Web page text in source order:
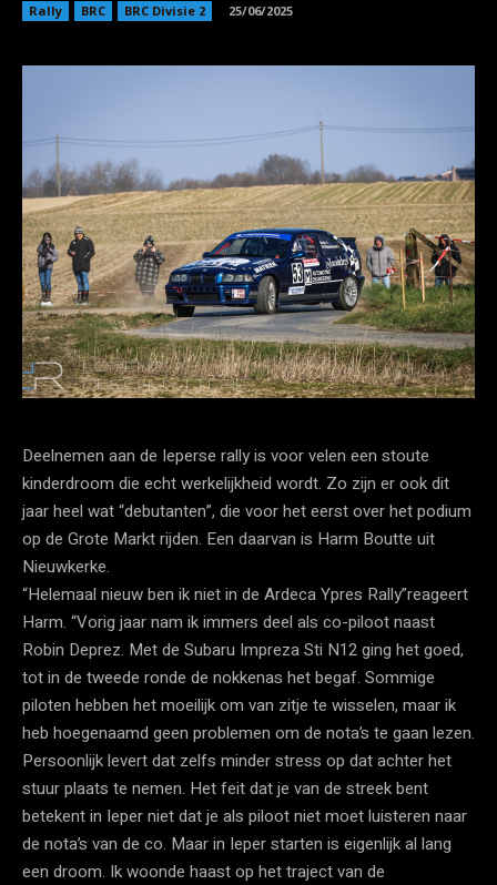
Rally BRC BRC Divisie 2 25/06/2025
Deelnemen aan de Ieperse rally is voor velen een stoute
kinderdroom die echt werkelijkheid wordt. Zo zijn er ook dit
jaar heel wat “debutanten”, die voor het eerst over het podium
op de Grote Markt rijden. Een daarvan is Harm Boutte uit
Nieuwkerke.
“Helemaal nieuw ben ik niet in de Ardeca Ypres Rally”reageert
Harm. “Vorig jaar nam ik immers deel als co-piloot naast
Robin Deprez. Met de Subaru Impreza Sti N12 ging het goed,
tot in de tweede ronde de nokkenas het begaf. Sommige
piloten hebben het moeilijk om van zitje te wisselen, maar ik
heb hoegenaamd geen problemen om de nota’s te gaan lezen.
Persoonlijk levert dat zelfs minder stress op dat achter het
stuur plaats te nemen. Het feit dat je van de streek bent
betekent in Ieper niet dat je als piloot niet moet luisteren naar
de nota’s van de co. Maar in Ieper starten is eigenlijk al lang
een droom. Ik woonde haast op het traject van de